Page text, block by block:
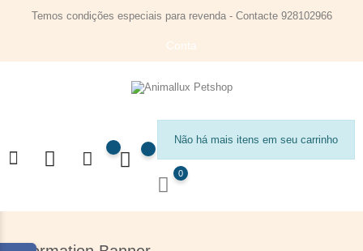
Temos condições especiais para revenda - Contacte 928102966
Conta
Não há mais itens em seu carrinho
0